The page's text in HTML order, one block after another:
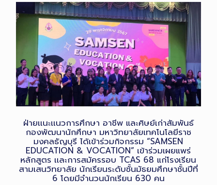
ฝ่ายเเนะเเนวการศึกษา อาชีพ และศิษย์เก่าสัมพันธ์
กองพัฒนานักศึกษา มหาวิทยาลัยเทคโนโลยีราช
มงคลธัญบุรี ได้เข้าร่วมกิจกรรม “SAMSEN
EDUCATION & VOCATION” เข้าร่วมเผยแพร่
หลักสูตร เเละการสมัครรอบ TCAS 68 แก่โรงเรียน
สามเสนวิทยาลัย นักเรียนระดับชั้นมัธยมศึกษาชั้นปีที่
6 โดยมีจำนวนนักเรียน 630 คน